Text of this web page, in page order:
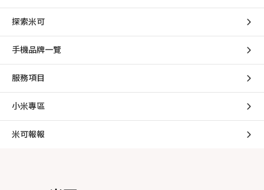
探索米可
手機品牌一覽
服務項目
小米專區
米可報報